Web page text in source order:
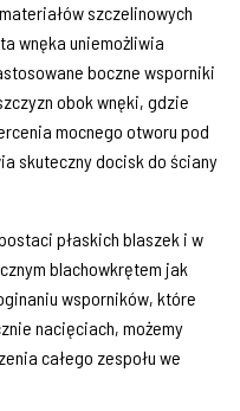
szczelinowych
wnęka uniemożliwia
boczne wsporniki
obok wnęki, gdzie
mocnego otworu pod
skuteczny docisk do ściany
płaskich blaszek i w
blachowkrętem jak
wsporników, które
nacięciach, możemy
całego zespołu we